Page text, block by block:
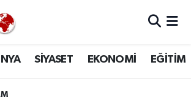
SİYASET EKONOMİ EĞİTİM